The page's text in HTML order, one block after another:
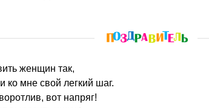
женщин так,
ко мне свой легкий шаг.
вот напряг!